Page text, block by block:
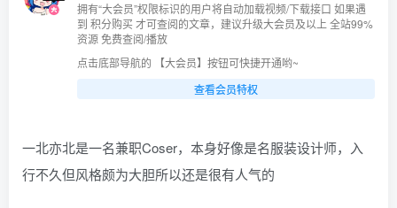
拥有“大会员”权限标识的用户将自动加载视频/下载接口 如果遇
到 积分购买 才可查阅的文章，建议升级大会员及以上 全站99%
资源 免费查阅/播放
点击底部导航的 【大会员】按钮可快捷开通哟~
查看会员特权
一北亦北是一名兼职Coser，本身好像是名服装设计师，入
行不久但风格颇为大胆所以还是很有人气的